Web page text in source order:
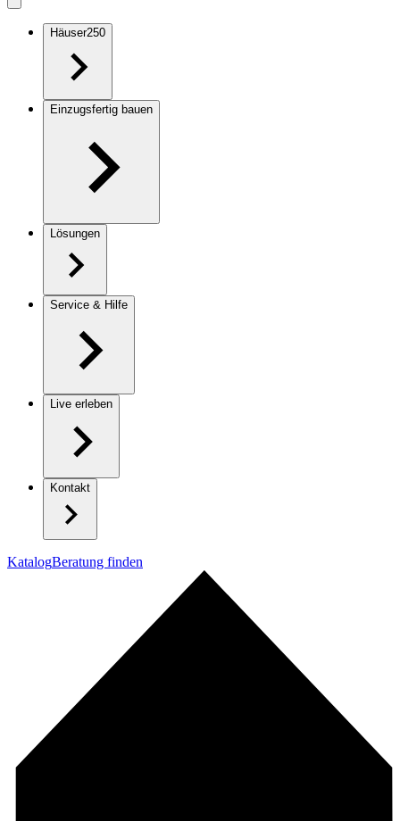
Häuser250
Einzugsfertig bauen
Lösungen
Service & Hilfe
Live erleben
Kontakt
KatalogBeratung finden